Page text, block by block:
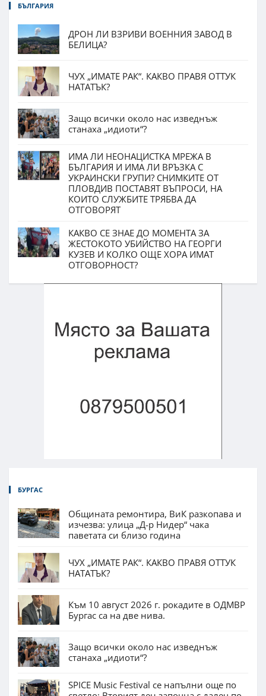
БЪЛГАРИЯ
ДРОН ЛИ ВЗРИВИ ВОЕННИЯ ЗАВОД В
БЕЛИЦА?
ЧУХ „ИМАТЕ РАК“. КАКВО ПРАВЯ ОТТУК
НАТАТЪК?
Защо всички около нас изведнъж
станаха „идиоти“?
ИМА ЛИ НЕОНАЦИСТКА МРЕЖА В
БЪЛГАРИЯ И ИМА ЛИ ВРЪЗКА С
УКРАИНСКИ ГРУПИ? СНИМКИТЕ ОТ
ПЛОВДИВ ПОСТАВЯТ ВЪПРОСИ, НА
КОИТО СЛУЖБИТЕ ТРЯБВА ДА
ОТГОВОРЯТ
КАКВО СЕ ЗНАЕ ДО МОМЕНТА ЗА
ЖЕСТОКОТО УБИЙСТВО НА ГЕОРГИ
КУЗЕВ И КОЛКО ОЩЕ ХОРА ИМАТ
ОТГОВОРНОСТ?
БУРГАС
Общината ремонтира, ВиК разкопава и
изчезва: улица „Д-р Нидер“ чака
паветата си близо година
ЧУХ „ИМАТЕ РАК“. КАКВО ПРАВЯ ОТТУК
НАТАТЪК?
Към 10 август 2026 г. рокадите в ОДМВР
Бургас са на две нива.
Защо всички около нас изведнъж
станаха „идиоти“?
SPICE Music Festival се напълни още по